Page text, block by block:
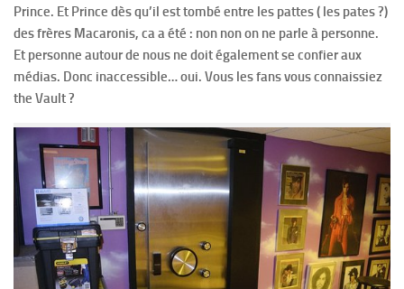
Prince. Et Prince dès qu’il est tombé entre les pattes ( les pates ?)
des frères Macaronis, ca a été : non non on ne parle à personne.
Et personne autour de nous ne doit également se confier aux
médias. Donc inaccessible… oui. Vous les fans vous connaissiez
the Vault ?